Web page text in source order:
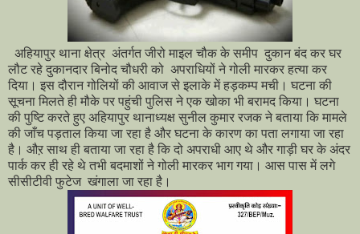
अहियापुर थाना क्षेत्र अंतर्गत जीरो माइल चौक के समीप दुकान बंद कर घर
लौट रहे दुकानदार बिनोद चौधरी को अपराधियों ने गोली मारकर हत्या कर
दिया। इस दौरान गोलियों की आवाज से इलाके में हड़कम्प मची। घटना की
सूचना मिलते ही मौके पर पहुंची पुलिस ने एक खोका भी बरामद किया। घटना
की पुष्टि करते हुए अहियापुर थानाध्यक्ष सुनील कुमार रजक ने बताया कि मामले
की जाँच पड़ताल किया जा रहा है और घटना के कारण का पता लगाया जा रहा
है। औऱ साथ ही बताया जा रहा है कि दो अपराधी आए थे और गाड़ी घर के अंदर
पार्क कर ही रहे थे तभी बदमाशों ने गोली मारकर भाग गया। आस पास में लगे
सीसीटीवी फुटेज खंगाला जा रहा है।